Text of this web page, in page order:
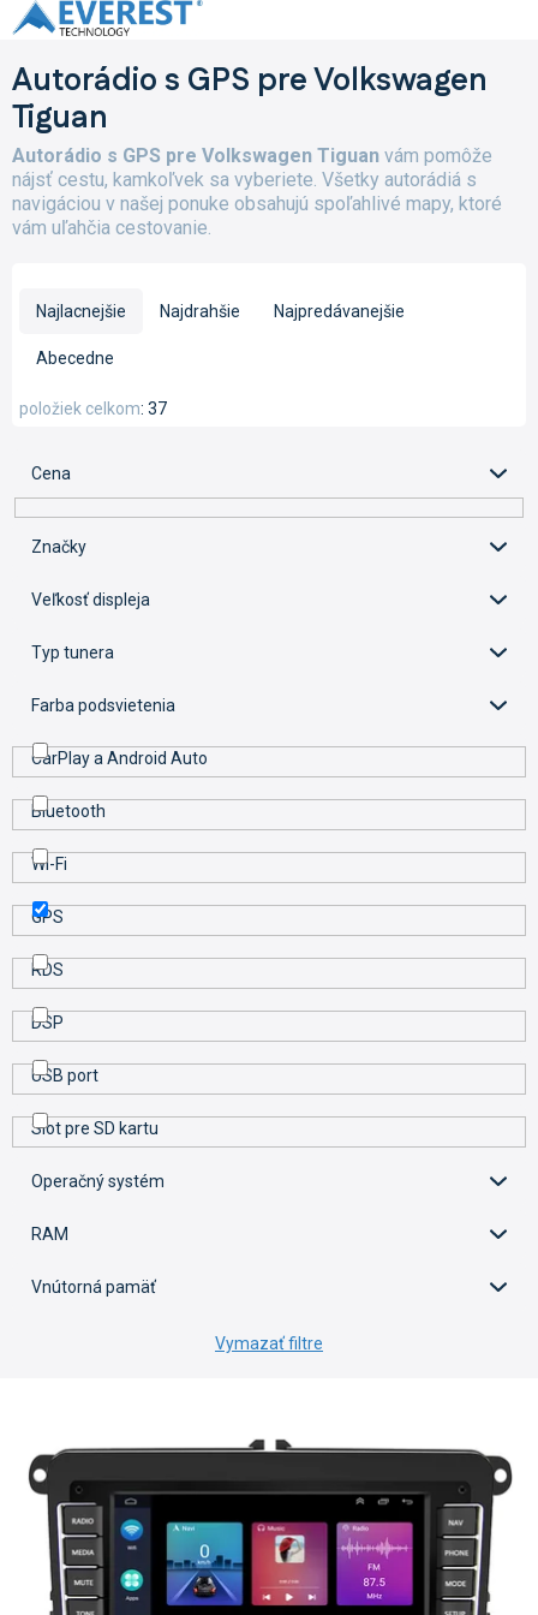
Prejsť
na
Autorádio s GPS pre Volkswagen
Tiguan
Autorádio s GPS pre Volkswagen Tiguan vám pomôže
nájsť cestu, kamkoľvek sa vyberiete. Všetky autorádiá s
navigáciou v našej ponuke obsahujú spoľahlivé mapy, ktoré
vám uľahčia cestovanie.
i
p
r
o
d
o
Najlacnejšie Najdrahšie Najpredávanejšie
Abecedne
37
položiek celkom
Cena
Značky
Veľkosť displeja
Typ tunera
Farba podsvietenia
CarPlay a Android Auto
Bluetooth
Wi-Fi
GPS
RDS
DSP
USB port
Slot pre SD kartu
Operačný systém
RAM
Vnútorná pamäť
Vymazať filtre